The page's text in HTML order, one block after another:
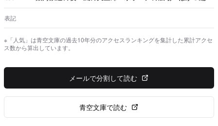
表記
※「人気」は青空文庫の過去10年分のアクセスランキングを集計した累計アクセ
ス数から算出しています。
メールで分割して読む
青空文庫で読む